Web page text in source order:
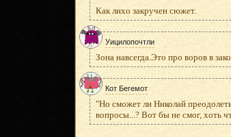
Как лихо закручен сюжет.
Уицилопочтли
Зона навсегда.Это про воров в
Кот Бегемот
"Но сможет ли Николай
вопросы...? Вот бы не смог, хоть